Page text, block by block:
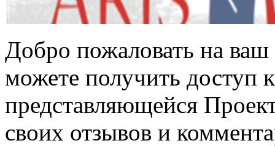
Добро пожаловать на
можете получить доступ
представляющейся
своих отзывов и